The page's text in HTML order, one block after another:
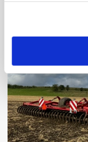
Snart kan man